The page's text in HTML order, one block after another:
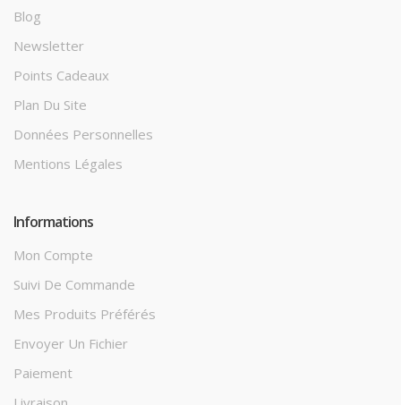
Blog
Newsletter
Points Cadeaux
Plan Du Site
Données Personnelles
Mentions Légales
Informations
Mon Compte
Suivi De Commande
Mes Produits Préférés
Envoyer Un Fichier
Paiement